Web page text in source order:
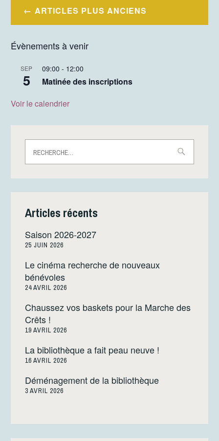
Navigation
des
articles
ARTICLES PLUS ANCIENS
Évènements à venir
SEP
5
09:00 - 12:00
Matinée des inscriptions
Voir le calendrier
Articles récents
Saison 2026-2027
25 JUIN 2026
Le cinéma recherche de nouveaux
bénévoles
24 AVRIL 2026
Chaussez vos baskets pour la Marche des
Crêts !
19 AVRIL 2026
La bibliothèque a fait peau neuve !
16 AVRIL 2026
Déménagement de la bibliothèque
3 AVRIL 2026